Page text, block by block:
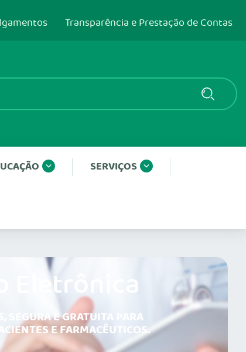
Transparência e Prestação de Contas
SERVIÇOS
Eletrônica
SEGURA E GRATUITA PARA
E FARMACÊUTICOS.